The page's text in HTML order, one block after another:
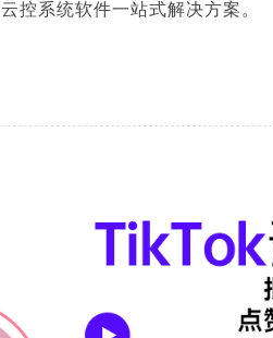
控系统软件一站式解决方案。